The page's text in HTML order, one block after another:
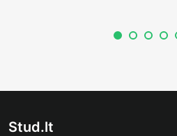
Stud.lt